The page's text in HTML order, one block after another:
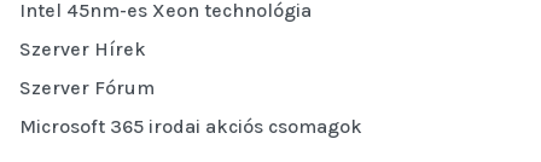
Intel 45nm-es Xeon technológia
Szerver Hírek
Szerver Fórum
Microsoft 365 irodai akciós csomagok